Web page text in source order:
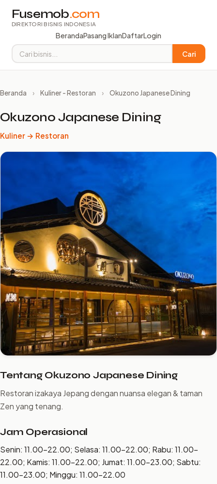
Fusemob.com
DIREKTORI BISNIS INDONESIA
BerandaPasang IklanDaftarLogin
Cari
Beranda › Kuliner - Restoran › Okuzono Japanese Dining
Okuzono Japanese Dining
Kuliner → Restoran
Tentang Okuzono Japanese Dining
Restoran izakaya Jepang dengan nuansa elegan & taman
Zen yang tenang.
Jam Operasional
Senin: 11.00–22.00; Selasa: 11.00–22.00; Rabu: 11.00–
22.00; Kamis: 11.00–22.00; Jumat: 11.00–23.00; Sabtu:
11.00–23.00; Minggu: 11.00–22.00